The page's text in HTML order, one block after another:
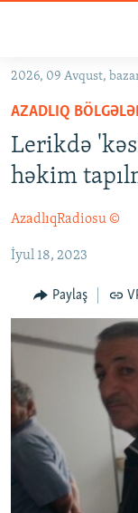
Əsas
qayıt
Əsas
naviqasiyaya
qayıt
Axtarışa
#İZAHLA
KORRUPSIOMETR
FƏRQƏ BAX
QANUNI DOĞRU
ARAŞDIRMA
FOTOQALEREYA
İNFOQRAFIKA
KARIKATURA
RADIO ARXIV
AZƏRBAYCAN
İSLAM VƏ
İZ - MƏDƏNIYYƏT
HAQQIMIZDA
MISSIYAMIZ
PEŞƏ ETIKASI VƏ
BIZI IZLƏ
2026, 09 Avqust,
AZADLIQ
Lerikdə
həkim
AzadlıqRadiosu ©
İyul 18, 2023
Paylaş